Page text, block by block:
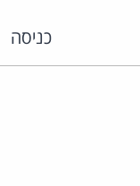
כניסה